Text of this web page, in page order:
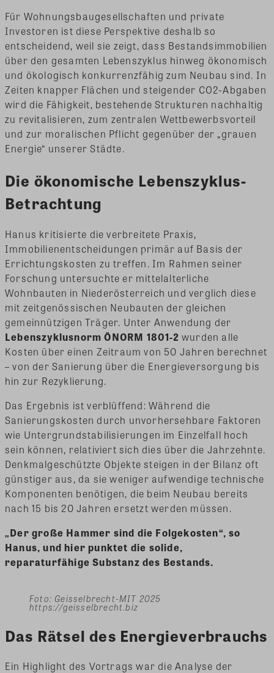
Für Wohnungsbaugesellschaften und private
Investoren ist diese Perspektive deshalb so
entscheidend, weil sie zeigt, dass Bestandsimmobilien
über den gesamten Lebenszyklus hinweg ökonomisch
und ökologisch konkurrenzfähig zum Neubau sind. In
Zeiten knapper Flächen und steigender CO2-Abgaben
wird die Fähigkeit, bestehende Strukturen nachhaltig
zu revitalisieren, zum zentralen Wettbewerbsvorteil
und zur moralischen Pflicht gegenüber der „grauen
Energie“ unserer Städte.
Die ökonomische Lebenszyklus-
Betrachtung
Hanus kritisierte die verbreitete Praxis,
Immobilienentscheidungen primär auf Basis der
Errichtungskosten zu treffen. Im Rahmen seiner
Forschung untersuchte er mittelalterliche
Wohnbauten in Niederösterreich und verglich diese
mit zeitgenössischen Neubauten der gleichen
gemeinnützigen Träger. Unter Anwendung der
Lebenszyklusnorm ÖNORM 1801-2 wurden alle
Kosten über einen Zeitraum von 50 Jahren berechnet
– von der Sanierung über die Energieversorgung bis
hin zur Rezyklierung.
Das Ergebnis ist verblüffend: Während die
Sanierungskosten durch unvorhersehbare Faktoren
wie Untergrundstabilisierungen im Einzelfall hoch
sein können, relativiert sich dies über die Jahrzehnte.
Denkmalgeschützte Objekte steigen in der Bilanz oft
günstiger aus, da sie weniger aufwendige technische
Komponenten benötigen, die beim Neubau bereits
nach 15 bis 20 Jahren ersetzt werden müssen.
„Der große Hammer sind die Folgekosten“, so
Hanus, und hier punktet die solide,
reparaturfähige Substanz des Bestands.
Foto: Geisselbrecht-MIT 2025
https://geisselbrecht.biz
Das Rätsel des Energieverbrauchs
Ein Highlight des Vortrags war die Analyse der